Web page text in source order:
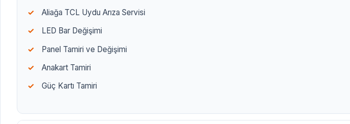
Aliağa TCL Uydu Arıza Servisi
LED Bar Değişimi
Panel Tamiri ve Değişimi
Anakart Tamiri
Güç Kartı Tamiri